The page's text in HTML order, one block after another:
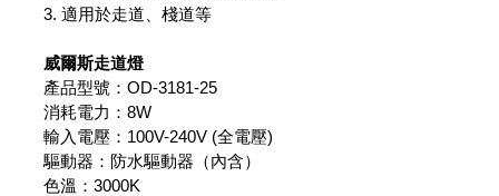
3. 適用於走道、棧道等
威爾斯走道燈
產品型號：OD-3181-25
消耗電力：8W
輸入電壓：100V-240V (全電壓)
驅動器：防水驅動器（內含）
色溫：3000K